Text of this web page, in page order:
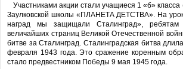
Участниками акции стали учащиеся 1 «б»
Заулковской школы «ПЛАНЕТА ДЕТСТВА». На
наград мы защищали Сталинград»,
величайших страниц Великой Отечественной
битве за Сталинград. Сталинградская битва
февраля 1943 года. Это сражение коренным
стало предвестником Победы 9 мая 1945 года.